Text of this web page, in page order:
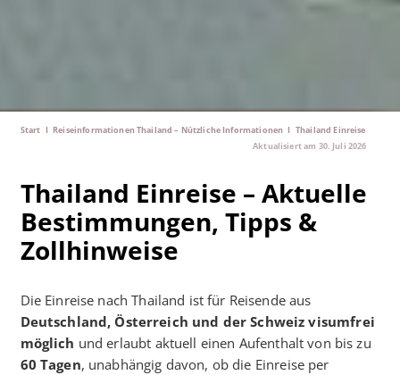
Start I Reiseinformationen Thailand – Nützliche Informationen I Thailand Einreise
Aktualisiert am 30. Juli 2026
Thailand Einreise – Aktuelle
Bestimmungen, Tipps &
Zollhinweise
Die Einreise nach Thailand ist für Reisende aus
Deutschland, Österreich und der Schweiz visumfrei
möglich und erlaubt aktuell einen Aufenthalt von bis zu
60 Tagen, unabhängig davon, ob die Einreise per